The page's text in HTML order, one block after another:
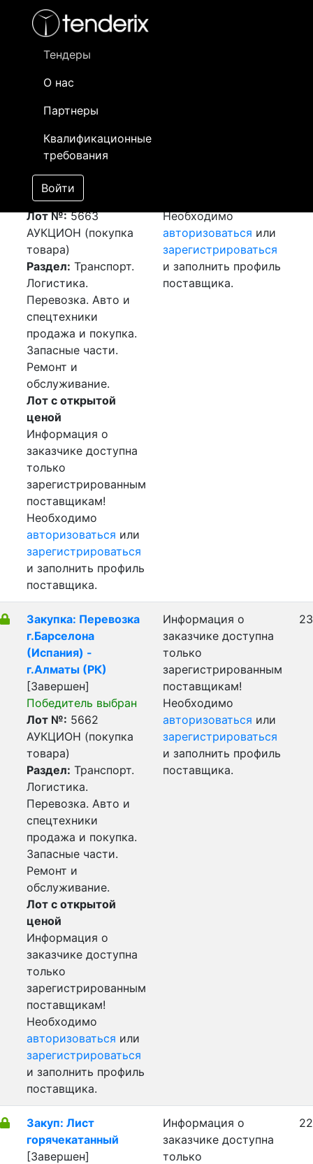
Тендеры
О нас
Партнеры
Квалификационные
требования
Войти
- активный лот
- сохраненный лот (не опубликован)
Закупка: Перевозка
Шымкент (РК) -
г.Столбцы, Минская
область (Беларусь)
[Завершен]
Лот №:5663
АУКЦИОН (покупка
товара)
Раздел: Транспорт.
Логистика.
Перевозка. Авто и
спецтехники
продажа и покупка.
Запасные части.
Ремонт и
обслуживание.
Лот с открытой
ценой
Информация о
заказчике доступна
только
зарегистрированным
поставщикам!
Необходимо
авторизоваться или
зарегистрироваться
и заполнить профиль
поставщика.
Необходимо
авторизоваться или
зарегистрироваться
и заполнить профиль
поставщика.
Закупка: Перевозка
г.Барселона
(Испания) -
г.Алматы (РК)
[Завершен]
Победитель выбран
Лот №: 5662
АУКЦИОН (покупка
товара)
Раздел: Транспорт.
Логистика.
Перевозка. Авто и
спецтехники
продажа и покупка.
Запасные части.
Ремонт и
обслуживание.
Лот с открытой
ценой
Информация о
заказчике доступна
только
зарегистрированным
поставщикам!
Необходимо
авторизоваться или
зарегистрироваться
и заполнить профиль
поставщика.
Информация о
заказчике доступна
только
зарегистрированным
поставщикам!
Необходимо
авторизоваться или
зарегистрироваться
и заполнить профиль
поставщика.
Закуп: Лист
горячекатанный
[Завершен]
Информация о
заказчике доступна
только